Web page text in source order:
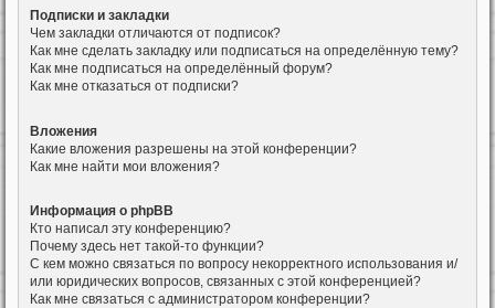
Подписки и закладки
Чем закладки отличаются от подписок?
Как мне сделать закладку или подписаться на определённую тему?
Как мне подписаться на определённый форум?
Как мне отказаться от подписки?
Вложения
Какие вложения разрешены на этой конференции?
Как мне найти мои вложения?
Информация о phpBB
Кто написал эту конференцию?
Почему здесь нет такой-то функции?
С кем можно связаться по вопросу некорректного использования и/
или юридических вопросов, связанных с этой конференцией?
Как мне связаться с администратором конференции?